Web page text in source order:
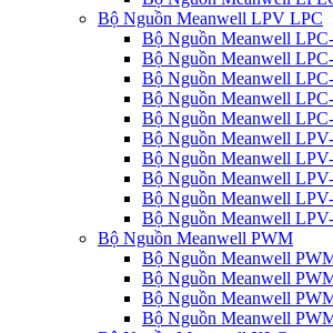
Bộ Nguồn Meanwell LPV LPC
Bộ Nguồn Meanwell
Bộ Nguồn Meanwell
Bộ Nguồn Meanwell
Bộ Nguồn Meanwell
Bộ Nguồn Meanwell
Bộ Nguồn Meanwell
Bộ Nguồn Meanwell
Bộ Nguồn Meanwell
Bộ Nguồn Meanwell
Bộ Nguồn Meanwell
Bộ Nguồn Meanwell PWM
Bộ Nguồn Meanwell
Bộ Nguồn Meanwell
Bộ Nguồn Meanwell
Bộ Nguồn Meanwell